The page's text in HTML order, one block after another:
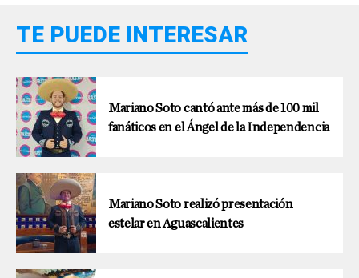
TE PUEDE INTERESAR
Mariano Soto cantó ante más de 100 mil
fanáticos en el Ángel de la Independencia
Mariano Soto realizó presentación
estelar en Aguascalientes